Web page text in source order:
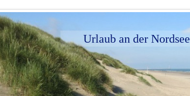
Urlaub an der Nordsee